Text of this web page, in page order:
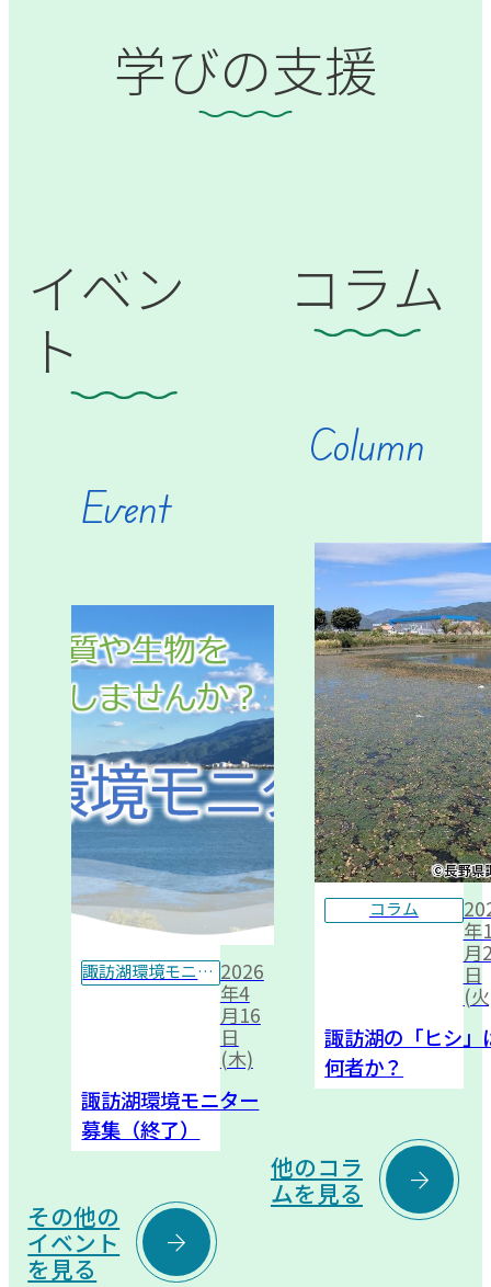
学びの支援
イベン
ト
Event
諏訪湖環境モニター 2026
年4
月16
日
(木)
諏訪湖環境モニター
募集（終了）
その他の
イベント
を見る

コラム
Column
コラム
年
月
日
(
諏訪湖の「ヒシ」
何者か？
他のコラ
ムを見る
